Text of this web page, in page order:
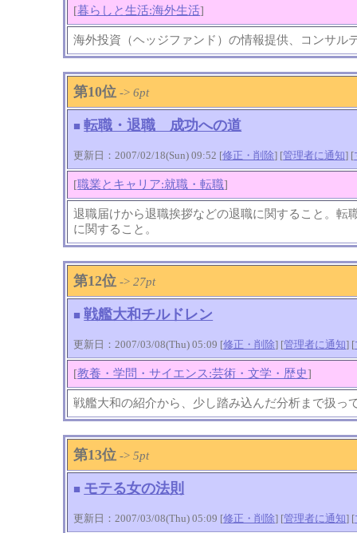
[暮らしと生活:海外生活]
海外投資（ヘッジファンド）の情報提供、コンサル
第10位 ->6pt
■ 転職・退職 成功への道
更新日：2007/02/18(Sun) 09:52 [修正・削除] [管理者に通知] [
[職業とキャリア:就職・転職]
退職届けから退職挨拶などの退職に関すること。転
に関すること。
第12位 ->27pt
■ 戦艦大和チルドレン
更新日：2007/03/08(Thu) 05:09 [修正・削除] [管理者に通知] [
[教養・学問・サイエンス:芸術・文学・歴史]
戦艦大和の紹介から、少し踏み込んだ分析まで扱っ
第13位 ->5pt
■ モテる女の法則
更新日：2007/03/08(Thu) 05:09 [修正・削除] [管理者に通知] [